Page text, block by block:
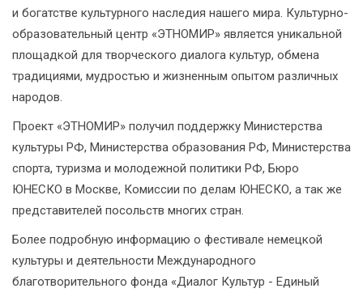
и богатстве культурного наследия нашего мира. Культурно-
образовательный центр «ЭТНОМИР» является уникальной
площадкой для творческого диалога культур, обмена
традициями, мудростью и жизненным опытом различных
народов.
Проект «ЭТНОМИР» получил поддержку Министерства
культуры РФ, Министерства образования РФ, Министерства
спорта, туризма и молодежной политики РФ, Бюро
ЮНЕСКО в Москве, Комиссии по делам ЮНЕСКО, а так же
представителей посольств многих стран.
Более подробную информацию о фестивале немецкой
культуры и деятельности Международного
благотворительного фонда «Диалог Культур - Единый